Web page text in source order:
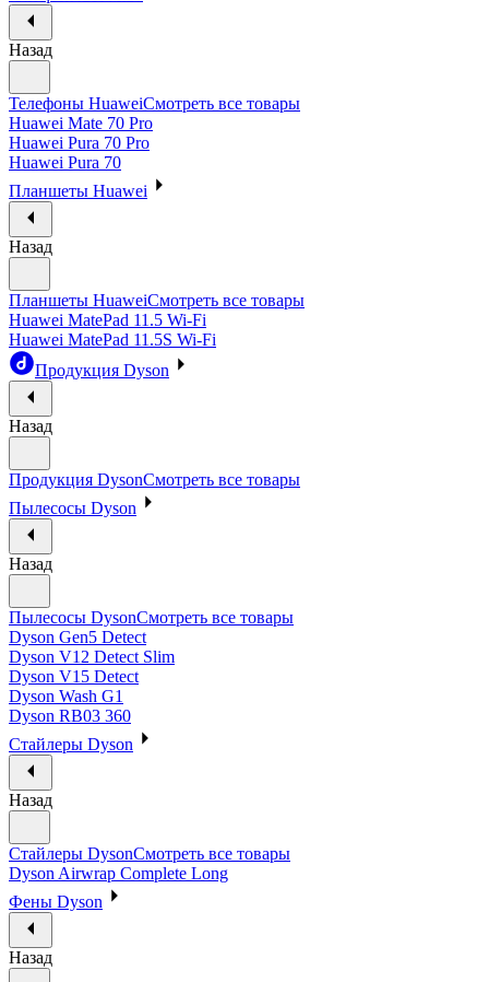
Назад
Телефоны HuaweiСмотреть все товары
Huawei Mate 70 Pro
Huawei Pura 70 Pro
Huawei Pura 70
Планшеты Huawei
Назад
Планшеты HuaweiСмотреть все товары
Huawei MatePad 11.5 Wi-Fi
Huawei MatePad 11.5S Wi-Fi
Продукция Dyson
Назад
Продукция DysonСмотреть все товары
Пылесосы Dyson
Назад
Пылесосы DysonСмотреть все товары
Dyson Gen5 Detect
Dyson V12 Detect Slim
Dyson V15 Detect
Dyson Wash G1
Dyson RB03 360
Стайлеры Dyson
Назад
Стайлеры DysonСмотреть все товары
Dyson Airwrap Complete Long
Фены Dyson
Назад